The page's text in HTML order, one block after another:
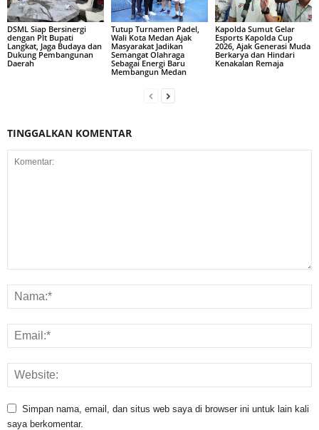
DSML Siap Bersinergi
dengan Plt Bupati
Langkat, Jaga Budaya dan
Dukung Pembangunan
Daerah
Tutup Turnamen Padel,
Wali Kota Medan Ajak
Masyarakat Jadikan
Semangat Olahraga
Sebagai Energi Baru
Membangun Medan
Kapolda Sumut Gelar
Esports Kapolda Cup
2026, Ajak Generasi Muda
Berkarya dan Hindari
Kenakalan Remaja
TINGGALKAN KOMENTAR
Simpan nama, email, dan situs web saya di browser ini untuk lain kali
saya berkomentar.